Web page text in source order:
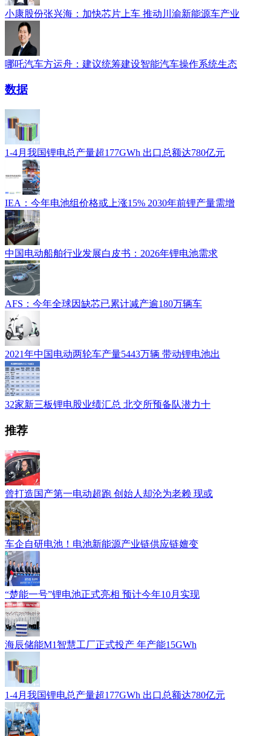
小康股份张兴海：加快芯片上车 推动川渝新能源车产业
哪吒汽车方运舟：建议统筹建设智能汽车操作系统生态
数据
1-4月我国锂电总产量超177GWh 出口总额达780亿元
IEA：今年电池组价格或上涨15% 2030年前锂产量需增
中国电动船舶行业发展白皮书：2026年锂电池需求
AFS：今年全球因缺芯已累计减产逾180万辆车
2021年中国电动两轮车产量5443万辆 带动锂电池出
32家新三板锂电股业绩汇总 北交所预备队潜力十
推荐
曾打造国产第一电动超跑 创始人却沦为老赖 现或
车企自研电池！电池新能源产业链供应链嬗变
“楚能一号”锂电池正式亮相 预计今年10月实现
海辰储能M1智慧工厂正式投产 年产能15GWh
1-4月我国锂电总产量超177GWh 出口总额达780亿元